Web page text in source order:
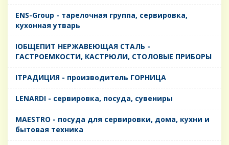
ENS-Group - тарелочная группа, сервировка,
кухонная утварь
IОБЩЕПИТ НЕРЖАВЕЮЩАЯ СТАЛЬ -
ГАСТРОЕМКОСТИ, КАСТРЮЛИ, СТОЛОВЫЕ ПРИБОРЫ
IТРАДИЦИЯ - производитель ГОРНИЦА
LENARDI - сервировка, посуда, сувениры
MAESTRO - посуда для сервировки, дома, кухни и
бытовая техника